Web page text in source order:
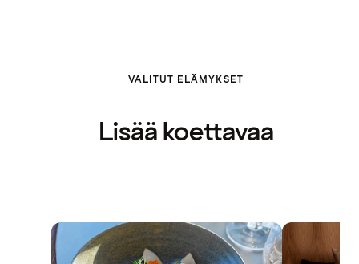
VALITUT ELÄMYKSET
Lisää koettavaa